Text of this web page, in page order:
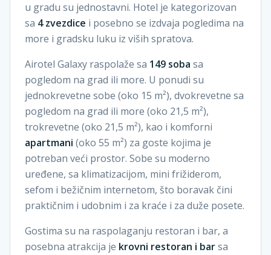
u gradu su jednostavni. Hotel je kategorizovan
sa 4 zvezdice i posebno se izdvaja pogledima na
more i gradsku luku iz viših spratova.
Airotel Galaxy raspolaže sa 149 soba sa
pogledom na grad ili more. U ponudi su
jednokrevetne sobe (oko 15 m²), dvokrevetne sa
pogledom na grad ili more (oko 21,5 m²),
trokrevetne (oko 21,5 m²), kao i komforni
apartmani (oko 55 m²) za goste kojima je
potreban veći prostor. Sobe su moderno
uređene, sa klimatizacijom, mini frižiderom,
sefom i bežičnim internetom, što boravak čini
praktičnim i udobnim i za kraće i za duže posete.
Gostima su na raspolaganju restoran i bar, a
posebna atrakcija je krovni restoran i barsa